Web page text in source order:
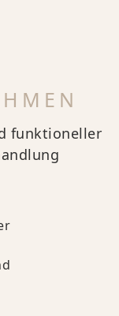
funktioneller